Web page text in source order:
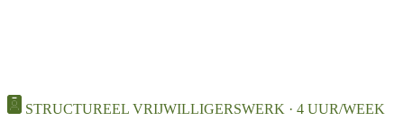
STRUCTUREEL VRIJWILLIGERSWERK · 4 UUR/WEEK